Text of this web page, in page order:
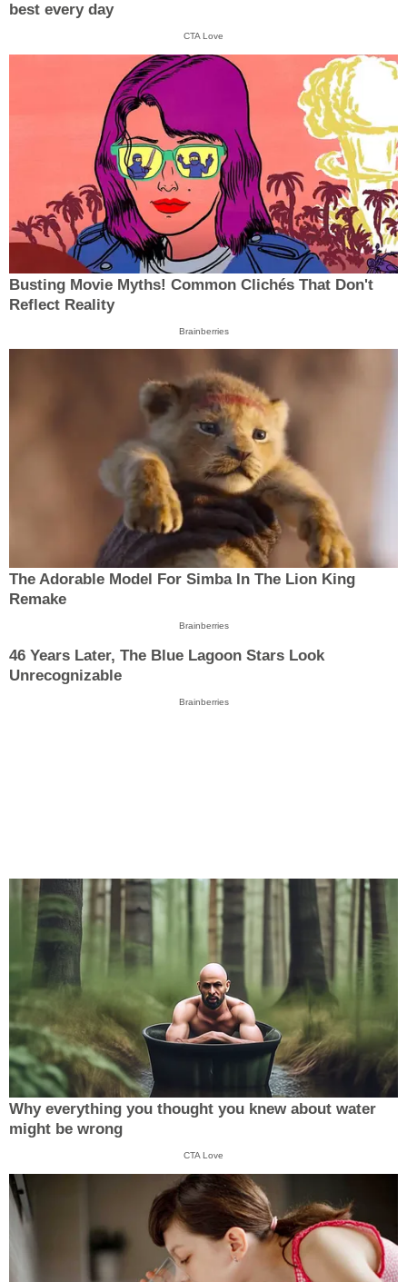
best every day
CTA Love
Busting Movie Myths! Common Clichés That Don't
Reflect Reality
Brainberries
The Adorable Model For Simba In The Lion King
Remake
Brainberries
46 Years Later, The Blue Lagoon Stars Look
Unrecognizable
Brainberries
Why everything you thought you knew about water
might be wrong
CTA Love